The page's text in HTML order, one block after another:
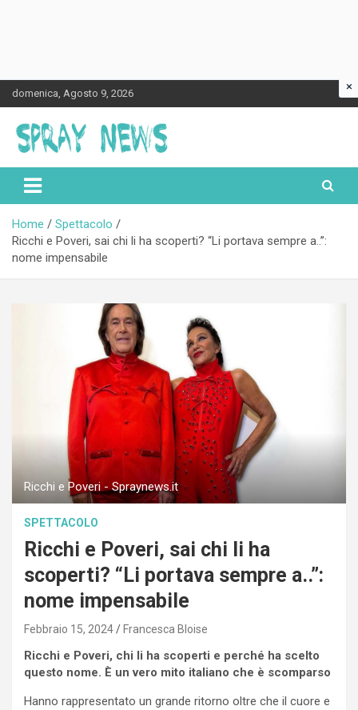
Skip
to
content
domenica, Agosto 9, 2026
Spraynews.it
Home
Spettacolo
Ricchi e Poveri, sai chi li ha scoperti? “Li portava sempre a..”:
nome impensabile
Ricchi e Poveri - Spraynews.it
SPETTACOLO
Ricchi e Poveri, sai chi li ha
scoperti? “Li portava sempre a..”:
nome impensabile
Febbraio 15, 2024 Francesca Bloise
Ricchi e Poveri, chi li ha scoperti e perché ha scelto
questo nome. È un vero mito italiano che è scomparso
Hanno rappresentato un grande ritorno oltre che il cuore e
×